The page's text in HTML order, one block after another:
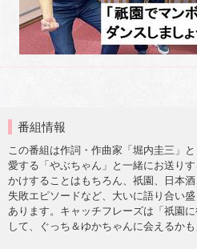
番組情報
この番組は作詞・作曲家「堀内圭三」
愛する「やぶちゃん」と一緒にお送り
かけすることはもちろん、祇園、日本
失敗エピソードなど、大いに語り合い
あります。キャッチフレーズは「祇園
して、ぐっち＆ゆかちゃんに会えるかも